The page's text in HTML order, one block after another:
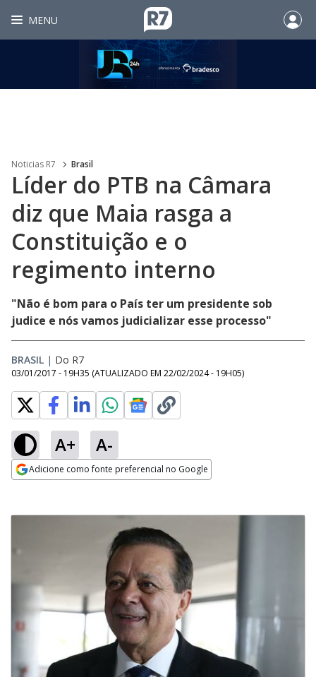
MENU
Noticias R7 Brasil
Líder do PTB na Câmara
diz que Maia rasga a
Constituição e o
regimento interno
"Não é bom para o País ter um presidente sob
judice e nós vamos judicializar esse processo"
BRASIL | Do R7
03/01/2017 - 19H35 (ATUALIZADO EM 22/02/2024 - 19H05)
A+ A-
Adicione como fonte preferencial no Google